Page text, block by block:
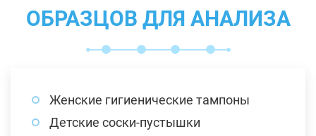
ОБРАЗЦОВ ДЛЯ АНАЛИЗА
Женские гигиенические тампоны
Детские соски-пустышки